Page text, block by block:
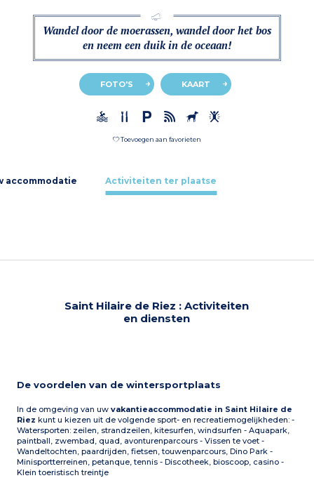
Wandel door de moerassen, wandel door het bos
en neem een duik in de oceaan!
FOTO'S KAART
Toevoegen aan favorieten
accommodatie Activiteiten ter plaatse
Saint Hilaire de Riez : Activiteiten
en diensten
De voordelen van de wintersportplaats
In de omgeving van uwvakantieaccommodatie in Saint Hilaire de
Riez kunt u kiezen uit de volgende sport- en recreatiemogelijkheden: -
Watersporten: zeilen, strandzeilen, kitesurfen, windsurfen - Aquapark,
paintball, zwembad, quad, avonturenparcours - Vissen te voet -
Wandeltochten, paardrijden, fietsen, touwenparcours, Dino Park -
Minisportterreinen, petanque, tennis - Discotheek, bioscoop, casino -
Klein toeristisch treintje